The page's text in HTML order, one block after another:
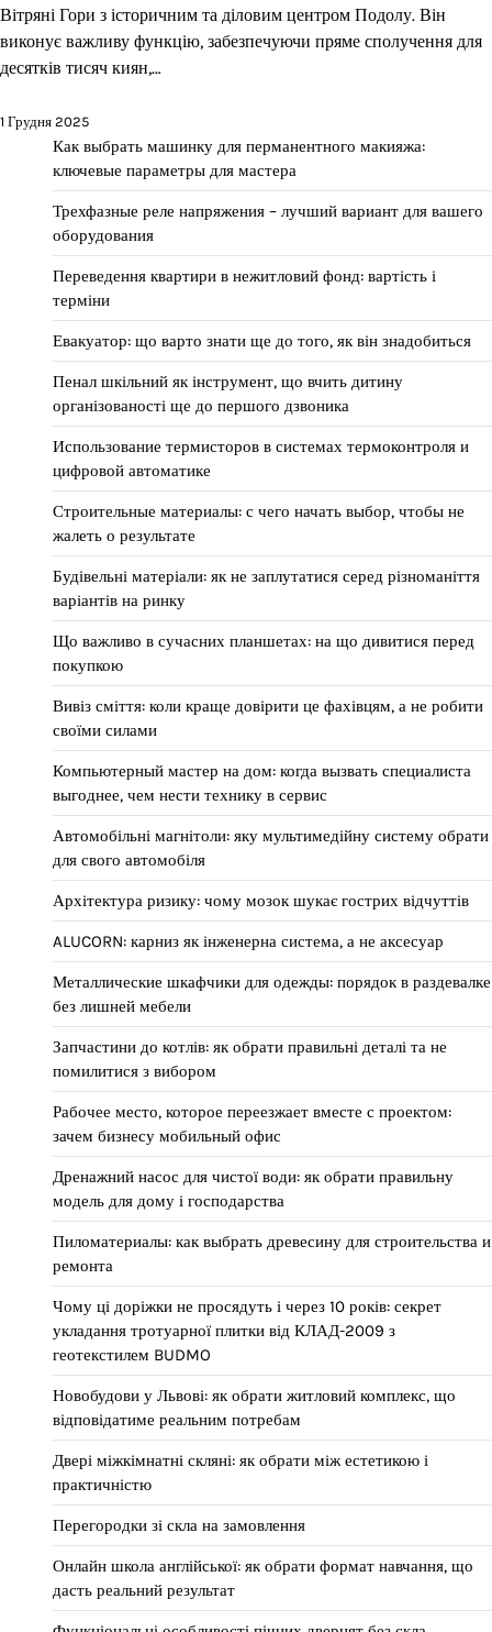
Вітряні Гори з історичним та діловим центром Подолу. Він
виконує важливу функцію, забезпечуючи пряме сполучення для
десятків тисяч киян,…
1 Грудня 2025
Как выбрать машинку для перманентного макияжа:
ключевые параметры для мастера
Трехфазные реле напряжения – лучший вариант для вашего
оборудования
Переведення квартири в нежитловий фонд: вартість і
терміни
Евакуатор: що варто знати ще до того, як він знадобиться
Пенал шкільний як інструмент, що вчить дитину
організованості ще до першого дзвоника
Использование термисторов в системах термоконтроля и
цифровой автоматике
Строительные материалы: с чего начать выбор, чтобы не
жалеть о результате
Будівельні матеріали: як не заплутатися серед різноманіття
варіантів на ринку
Що важливо в сучасних планшетах: на що дивитися перед
покупкою
Вивіз сміття: коли краще довірити це фахівцям, а не робити
своїми силами
Компьютерный мастер на дом: когда вызвать специалиста
выгоднее, чем нести технику в сервис
Автомобільні магнітоли: яку мультимедійну систему обрати
для свого автомобіля
Архітектура ризику: чому мозок шукає гострих відчуттів
ALUCORN: карниз як інженерна система, а не аксесуар
Металлические шкафчики для одежды: порядок в раздевалке
без лишней мебели
Запчастини до котлів: як обрати правильні деталі та не
помилитися з вибором
Рабочее место, которое переезжает вместе с проектом:
зачем бизнесу мобильный офис
Дренажний насос для чистої води: як обрати правильну
модель для дому і господарства
Пиломатериалы: как выбрать древесину для строительства и
ремонта
Чому ці доріжки не просядуть і через 10 років: секрет
укладання тротуарної плитки від КЛАД-2009 з
геотекстилем BUDMO
Новобудови у Львові: як обрати житловий комплекс, що
відповідатиме реальним потребам
Двері міжкімнатні скляні: як обрати між естетикою і
практичністю
Перегородки зі скла на замовлення
Онлайн школа англійської: як обрати формат навчання, що
дасть реальний результат